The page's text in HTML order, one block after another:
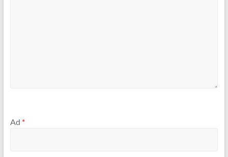
Ad *